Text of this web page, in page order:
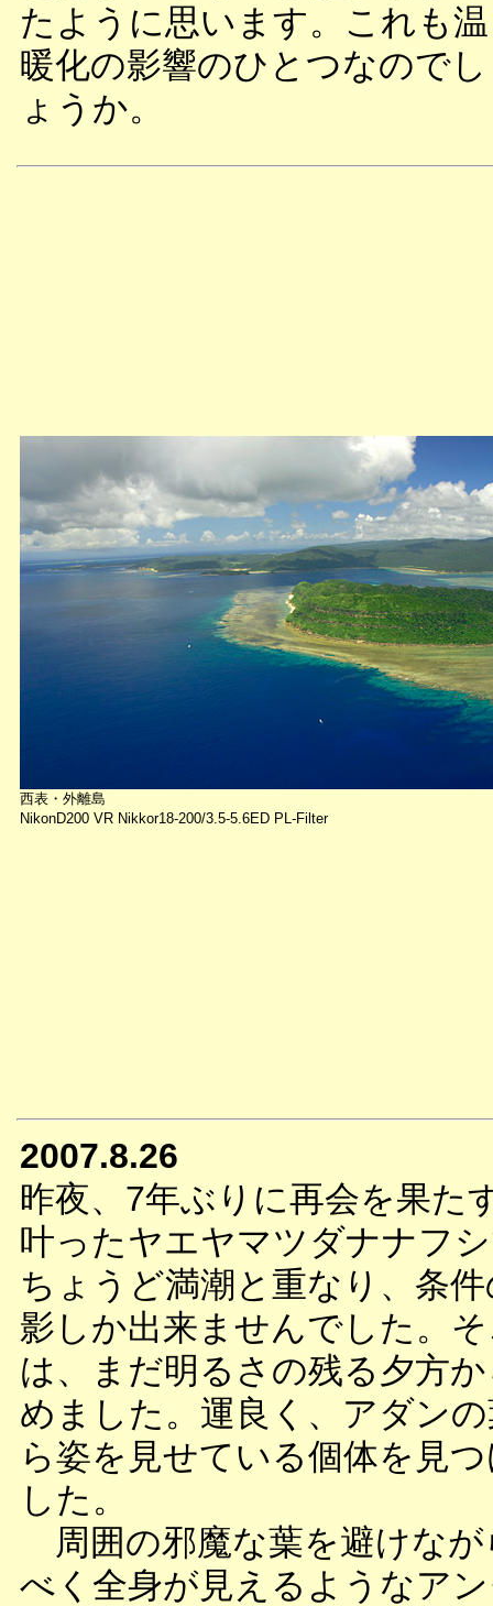
たように思います。これも温
暖化の影響のひとつなのでし
ょうか。
西表・外離島
NikonD200 VR Nikkor18-200/3.5-5.6ED PL-Filter
2007.8.26
昨夜、7年ぶりに再会を果た
叶ったヤエヤマツダナナフ
ちょうど満潮と重なり、条
影しか出来ませんでした。
は、まだ明るさの残る夕方
めました。運良く、アダン
ら姿を見せている個体を見
した。
周囲の邪魔な葉を避けなが
べく全身が見えるようなア